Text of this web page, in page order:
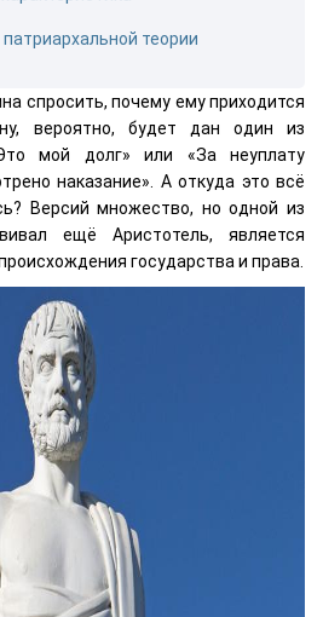
теории
спросить, почему ему приходится
вероятно, будет дан один из
мой долг» или «За неуплату
наказание». А откуда это всё
Версий множество, но одной из
ещё Аристотель, является
государства и права.